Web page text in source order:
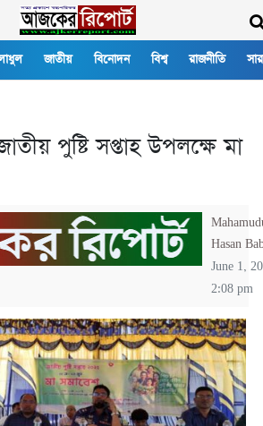
জাতীয় বিনোদন বিশ্ব রাজনীতি
পুষ্টি সপ্তাহ উপলক্ষে মা
Hasan
June 1,
2:08 pm